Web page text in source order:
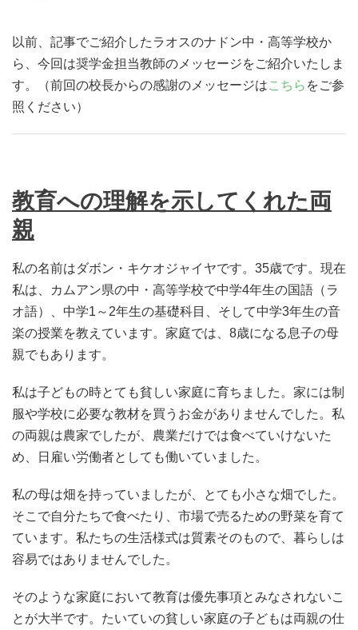
以前、記事でご紹介したラオスのナドン中・高等学校か
ら、今回は奨学金担当教師のメッセージをご紹介いたしま
す。（前回の校長からの感謝のメッセージはこちら をご参
照ください）
教育への理解を示してくれた両
親
私の名前はダボン・キケオジャイヤです。35歳です。現在
私は、カムアン県の中・高等学校で中学4年生の国語（ラ
オ語）、中学1～2年生の基礎科目、そして中学3年生の音
楽の授業を教えています。家庭では、8歳になる息子の母
親でもあります。
私は子どもの時とても貧しい家庭に育ちました。家には制
服や学校に必要な教材を買うお金がありませんでした。私
の両親は農家でしたが、農業だけでは食べていけないた
め、日雇い労働者としても働いていました。
私の母は畑を持っていましたが、とても小さな畑でした。
そこで自分たちで食べたり、市場で売るための野菜を育て
ています。私たちの生活様式は質素そのもので、暮らしは
容易ではありませんでした。
そのような家庭において教育は優先事項とみなされないこ
とが大半です。たいていの貧しい家庭の子どもは両親の仕